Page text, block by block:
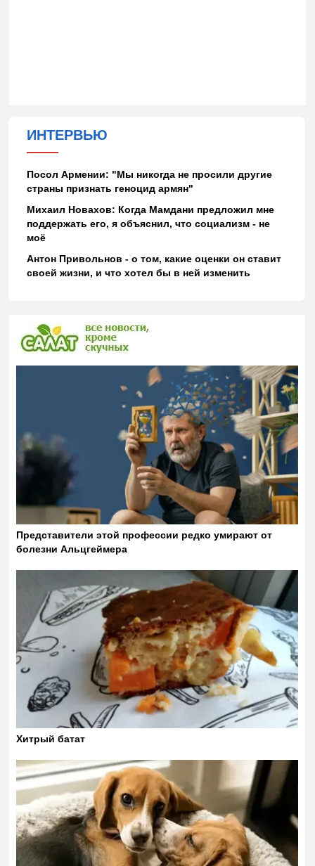
ИНТЕРВЬЮ
Посол Армении: "Мы никогда не просили другие
страны признать геноцид армян"
Михаил Новахов: Когда Мамдани предложил мне
поддержать его, я объяснил, что социализм - не
моё
Антон Привольнов - о том, какие оценки он ставит
своей жизни, и что хотел бы в ней изменить